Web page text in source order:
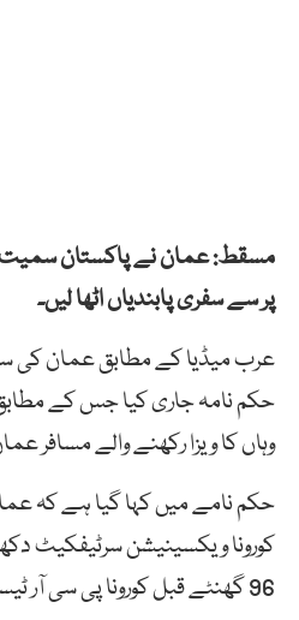
مسقط: عمان نے پاکستان سمیت
پر سے سفری پابندیاں اٹھا لیں۔
عرب میڈیا کے مطابق عمان کی
حکم نامہ جاری کیا جس کے
وہاں کا ویزا رکھنے والے مسافر
حکم نامے میں کہا گیا ہے کہ
کورونا ویکسینیشن سرٹیفکیٹ
96 گھنٹے قبل کورونا پی سی آر ٹیسٹ لازمی قرار دیا گیا ہے۔